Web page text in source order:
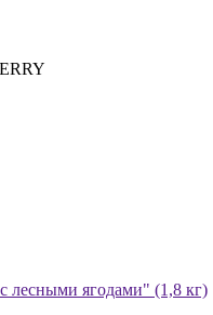
лесными ягодами" (1,8 кг)